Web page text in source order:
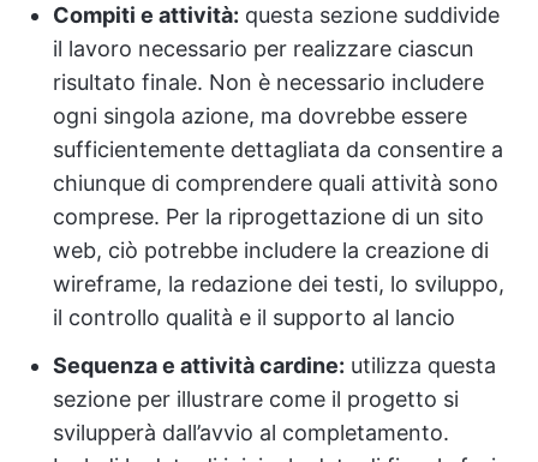
Compiti e attività: questa sezione suddivide
il lavoro necessario per realizzare ciascun
risultato finale. Non è necessario includere
ogni singola azione, ma dovrebbe essere
sufficientemente dettagliata da consentire a
chiunque di comprendere quali attività sono
comprese. Per la riprogettazione di un sito
web, ciò potrebbe includere la creazione di
wireframe, la redazione dei testi, lo sviluppo,
il controllo qualità e il supporto al lancio
Sequenza e attività cardine: utilizza questa
sezione per illustrare come il progetto si
svilupperà dall’avvio al completamento.